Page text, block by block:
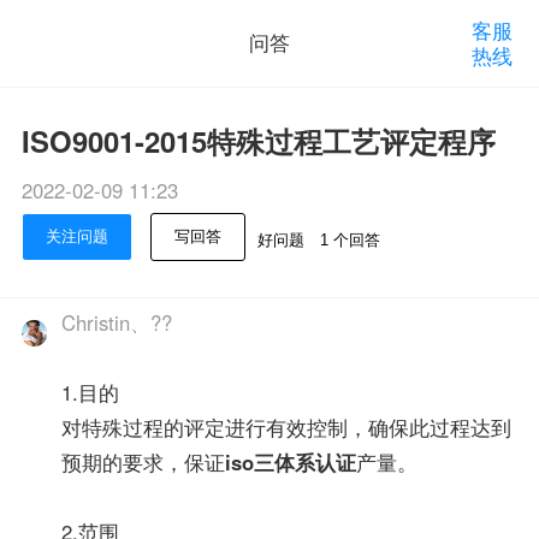
问答
客服
热线
ISO9001-2015特殊过程工艺评定程序
2022-02-09 11:23
关注问题 写回答 好问题 1 个回答
Christin、??
1.目的
对特殊过程的评定进行有效控制，确保此过程达到
预期的要求，保证iso三体系认证产量。
2.范围